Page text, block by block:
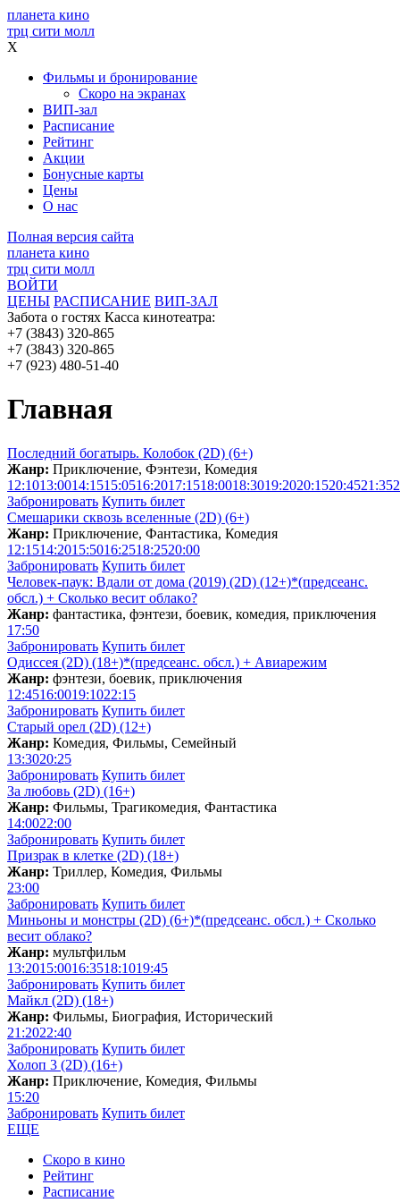
планета кино
трц сити молл
X
Фильмы и бронирование
Скоро на экранах
ВИП-зал
Расписание
Рейтинг
Акции
Бонусные карты
Цены
О нас
Полная версия сайта
планета кино
трц сити молл
ВОЙТИ
ЦЕНЫ РАСПИСАНИЕ ВИП-ЗАЛ
Забота о гостях Касса кинотеатра:
+7 (3843) 320-865
+7 (3843) 320-865
+7 (923) 480-51-40
Главная
Последний богатырь. Колобок (2D) (6+)
Жанр: Приключение, Фэнтези, Комедия
12:1013:0014:1515:0516:2017:1518:0018:3019:2020:1520:4521:35
Забронировать Купить билет
Смешарики сквозь вселенные (2D) (6+)
Жанр: Приключение, Фантастика, Комедия
12:1514:2015:5016:2518:2520:00
Забронировать Купить билет
Человек-паук: Вдали от дома (2019) (2D) (12+)*(предсеанс.
обсл.) + Сколько весит облакo?
Жанр: фантастика, фэнтези, боевик, комедия, приключения
17:50
Забронировать Купить билет
Одиссея (2D) (18+)*(предсеанс. обсл.) + Aвиарежим
Жанр: фэнтези, боевик, приключения
12:4516:0019:1022:15
Забронировать Купить билет
Старый орел (2D) (12+)
Жанр: Комедия, Фильмы, Семейный
13:3020:25
Забронировать Купить билет
За любовь (2D) (16+)
Жанр: Фильмы, Трагикомедия, Фантастика
14:0022:00
Забронировать Купить билет
Призрак в клетке (2D) (18+)
Жанр: Триллер, Комедия, Фильмы
23:00
Забронировать Купить билет
Миньоны и монстры (2D) (6+)*(предсеанс. обсл.) + Скoлько
весит облако?
Жанр: мультфильм
13:2015:0016:3518:1019:45
Забронировать Купить билет
Майкл (2D) (18+)
Жанр: Фильмы, Биография, Исторический
21:2022:40
Забронировать Купить билет
Холоп 3 (2D) (16+)
Жанр: Приключение, Комедия, Фильмы
15:20
Забронировать Купить билет
ЕЩЕ
Скоро в кино
Рейтинг
Расписание